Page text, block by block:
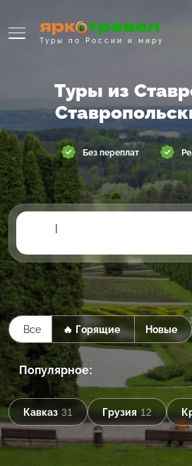
Туры по России и миру
Туры из
Без переплат
|
Все 🔥 Горящие Новые
Популярное:
Кавказ 31 Грузия 12